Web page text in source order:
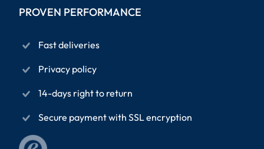
PROVEN PERFORMANCE
Fast deliveries
Privacy policy
14-days right to return
Secure payment with SSL encryption